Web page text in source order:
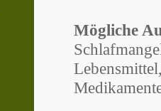
Mögliche